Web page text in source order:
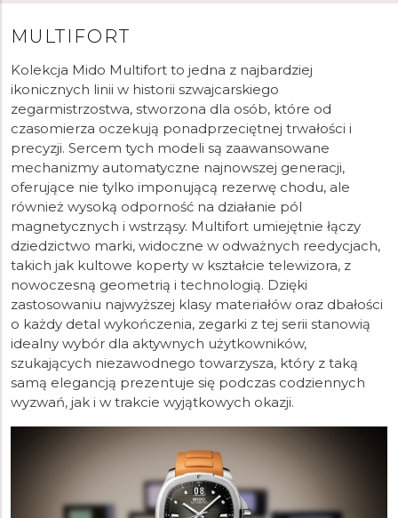
MULTIFORT
Kolekcja Mido Multifort to jedna z najbardziej
ikonicznych linii w historii szwajcarskiego
zegarmistrzostwa, stworzona dla osób, które od
czasomierza oczekują ponadprzeciętnej trwałości i
precyzji. Sercem tych modeli są zaawansowane
mechanizmy automatyczne najnowszej generacji,
oferujące nie tylko imponującą rezerwę chodu, ale
również wysoką odporność na działanie pól
magnetycznych i wstrząsy. Multifort umiejętnie łączy
dziedzictwo marki, widoczne w odważnych reedycjach,
takich jak kultowe koperty w kształcie telewizora, z
nowoczesną geometrią i technologią. Dzięki
zastosowaniu najwyższej klasy materiałów oraz dbałości
o każdy detal wykończenia, zegarki z tej serii stanowią
idealny wybór dla aktywnych użytkowników,
szukających niezawodnego towarzysza, który z taką
samą elegancją prezentuje się podczas codziennych
wyzwań, jak i w trakcie wyjątkowych okazji.